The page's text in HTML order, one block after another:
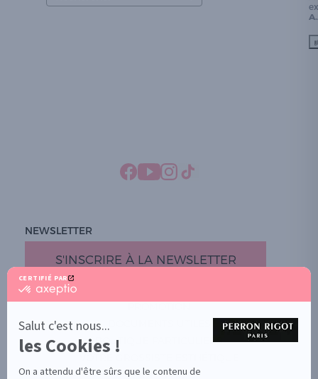
CERTIFIÉ PAR
certifié
En
savoir
plus
sur
Axeptio
Salut c'est nous...
les Cookies !
On a attendu d'être sûrs que le contenu de
NEWSLETTER
S'INSCRIRE À LA NEWSLETTER
BOUTIQUE PARTICULIERS
AIDE / FAQ